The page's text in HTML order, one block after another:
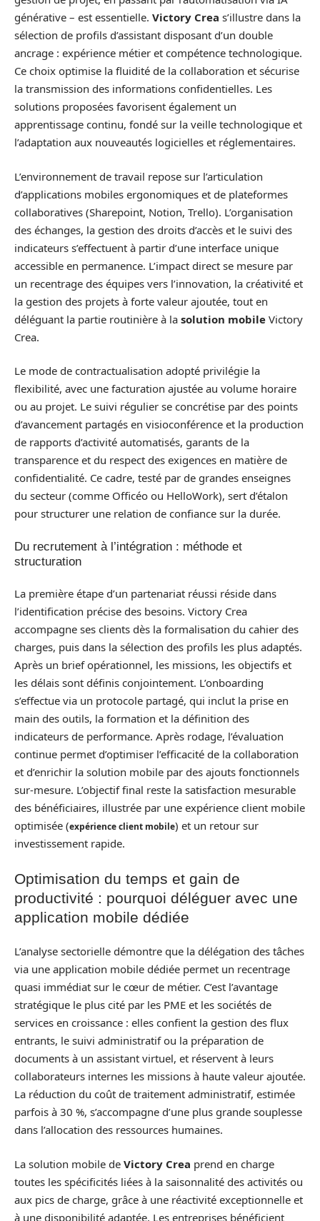
générative – est essentielle. Victory Crea s’illustre dans la
sélection de profils d’assistant disposant d’un double
ancrage : expérience métier et compétence technologique.
Ce choix optimise la fluidité de la collaboration et sécurise
la transmission des informations confidentielles. Les
solutions proposées favorisent également un
apprentissage continu, fondé sur la veille technologique et
l’adaptation aux nouveautés logicielles et réglementaires.
L’environnement de travail repose sur l’articulation
d’applications mobiles ergonomiques et de plateformes
collaboratives (Sharepoint, Notion, Trello). L’organisation
des échanges, la gestion des droits d’accès et le suivi des
indicateurs s’effectuent à partir d’une interface unique
accessible en permanence. L’impact direct se mesure par
un recentrage des équipes vers l’innovation, la créativité et
la gestion des projets à forte valeur ajoutée, tout en
déléguant la partie routinière à la solution mobile Victory
Crea.
Le mode de contractualisation adopté privilégie la
flexibilité, avec une facturation ajustée au volume horaire
ou au projet. Le suivi régulier se concrétise par des points
d’avancement partagés en visioconférence et la production
de rapports d’activité automatisés, garants de la
transparence et du respect des exigences en matière de
confidentialité. Ce cadre, testé par de grandes enseignes
du secteur (comme Officéo ou HelloWork), sert d’étalon
pour structurer une relation de confiance sur la durée.
Du recrutement à l’intégration : méthode et
structuration
La première étape d’un partenariat réussi réside dans
l’identification précise des besoins. Victory Crea
accompagne ses clients dès la formalisation du cahier des
charges, puis dans la sélection des profils les plus adaptés.
Après un brief opérationnel, les missions, les objectifs et
les délais sont définis conjointement. L’onboarding
s’effectue via un protocole partagé, qui inclut la prise en
main des outils, la formation et la définition des
indicateurs de performance. Après rodage, l’évaluation
continue permet d’optimiser l’efficacité de la collaboration
et d’enrichir la solution mobile par des ajouts fonctionnels
sur-mesure. L’objectif final reste la satisfaction mesurable
des bénéficiaires, illustrée par une expérience client mobile
optimisée (expérience client mobile) et un retour sur
investissement rapide.
Optimisation du temps et gain de
productivité : pourquoi déléguer avec une
application mobile dédiée
L’analyse sectorielle démontre que la délégation des tâches
via une application mobile dédiée permet un recentrage
quasi immédiat sur le cœur de métier. C’est l’avantage
stratégique le plus cité par les PME et les sociétés de
services en croissance : elles confient la gestion des flux
entrants, le suivi administratif ou la préparation de
documents à un assistant virtuel, et réservent à leurs
collaborateurs internes les missions à haute valeur ajoutée.
La réduction du coût de traitement administratif, estimée
parfois à 30 %, s’accompagne d’une plus grande souplesse
dans l’allocation des ressources humaines.
La solution mobile de Victory Crea prend en charge
toutes les spécificités liées à la saisonnalité des activités ou
aux pics de charge, grâce à une réactivité exceptionnelle et
à une disponibilité adaptée. Les entreprises bénéficient